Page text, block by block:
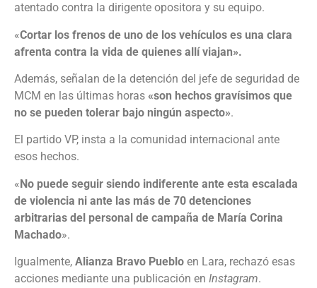
atentado contra la dirigente opositora y su equipo.
«Cortar los frenos de uno de los vehículos es una clara
afrenta contra la vida de quienes allí viajan».
Además, señalan de la detención del jefe de seguridad de
MCM en las últimas horas «son hechos gravísimos que
no se pueden tolerar bajo ningún aspecto».
El partido VP, insta a la comunidad internacional ante
esos hechos.
«No puede seguir siendo indiferente ante esta escalada
de violencia ni ante las más de 70 detenciones
arbitrarias del personal de campaña de María Corina
Machado».
Igualmente, Alianza Bravo Pueblo en Lara, rechazó esas
acciones mediante una publicación en Instagram.